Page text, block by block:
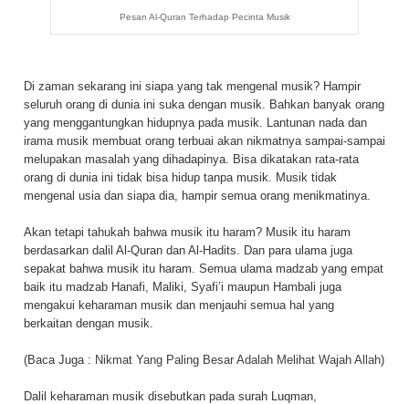
Pesan Al-Quran Terhadap Pecinta Musik
Di zaman sekarang ini siapa yang tak mengenal musik? Hampir
seluruh orang di dunia ini suka dengan musik. Bahkan banyak orang
yang menggantungkan hidupnya pada musik. Lantunan nada dan
irama musik membuat orang terbuai akan nikmatnya sampai-sampai
melupakan masalah yang dihadapinya. Bisa dikatakan rata-rata
orang di dunia ini tidak bisa hidup tanpa musik. Musik tidak
mengenal usia dan siapa dia, hampir semua orang menikmatinya.
Akan tetapi tahukah bahwa musik itu haram? Musik itu haram
berdasarkan dalil Al-Quran dan Al-Hadits. Dan para ulama juga
sepakat bahwa musik itu haram. Semua ulama madzab yang empat
baik itu madzab Hanafi, Maliki, Syafi’i maupun Hambali juga
mengakui keharaman musik dan menjauhi semua hal yang
berkaitan dengan musik.
(Baca Juga : Nikmat Yang Paling Besar Adalah Melihat Wajah Allah)
Dalil keharaman musik disebutkan pada surah Luqman,